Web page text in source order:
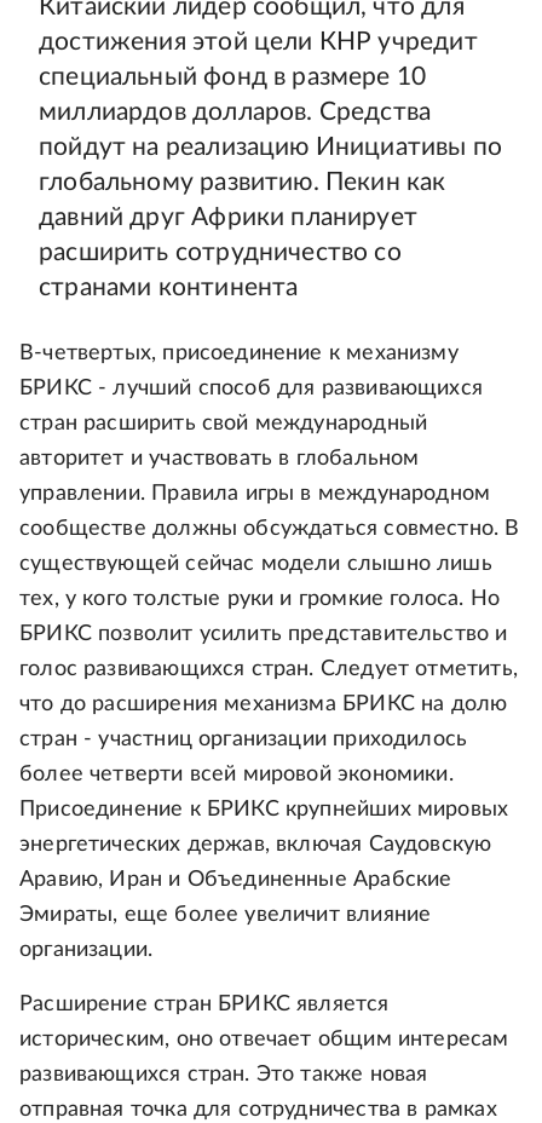
Китайский лидер сообщил, что для
достижения этой цели КНР учредит
специальный фонд в размере 10
миллиардов долларов. Средства
пойдут на реализацию Инициативы по
глобальному развитию. Пекин как
давний друг Африки планирует
расширить сотрудничество со
странами континента
В-четвертых, присоединение к механизму
БРИКС - лучший способ для развивающихся
стран расширить свой международный
авторитет и участвовать в глобальном
управлении. Правила игры в международном
сообществе должны обсуждаться совместно. В
существующей сейчас модели слышно лишь
тех, у кого толстые руки и громкие голоса. Но
БРИКС позволит усилить представительство и
голос развивающихся стран. Следует отметить,
что до расширения механизма БРИКС на долю
стран - участниц организации приходилось
более четверти всей мировой экономики.
Присоединение к БРИКС крупнейших мировых
энергетических держав, включая Саудовскую
Аравию, Иран и Объединенные Арабские
Эмираты, еще более увеличит влияние
организации.
Расширение стран БРИКС является
историческим, оно отвечает общим интересам
развивающихся стран. Это также новая
отправная точка для сотрудничества в рамках